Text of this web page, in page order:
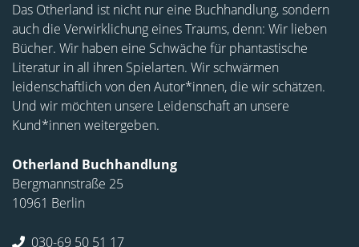
Das Otherland ist nicht nur eine Buchhandlung, sondern
auch die Verwirklichung eines Traums, denn: Wir lieben
Bücher. Wir haben eine Schwäche für phantastische
Literatur in all ihren Spielarten. Wir schwärmen
leidenschaftlich von den Autor*innen, die wir schätzen.
Und wir möchten unsere Leidenschaft an unsere
Kund*innen weitergeben.
Otherland Buchhandlung
Bergmannstraße 25
10961 Berlin
030-69 50 51 17